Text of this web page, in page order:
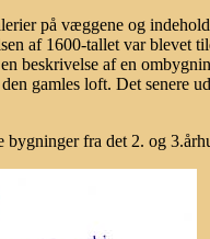
på væggene og
af 1600-tallet var
beskrivelse af en
gamles loft. Det senere
fra det 2. og